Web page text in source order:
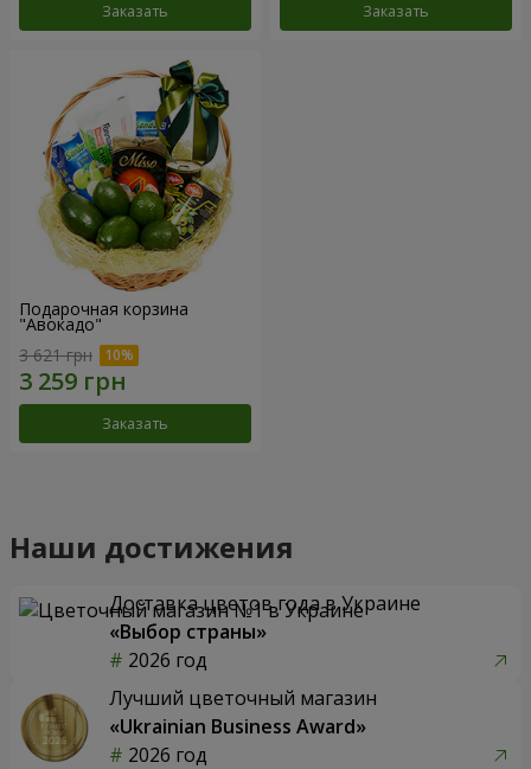
Заказать Заказать
Подарочная корзина
"Авокадо"
3 621 грн
Заказать
Наши достижения
Доставка цветов года в Украине
«Выбор страны»
2026 год
Лучший цветочный магазин
«Ukrainian Business Award»
2026 год